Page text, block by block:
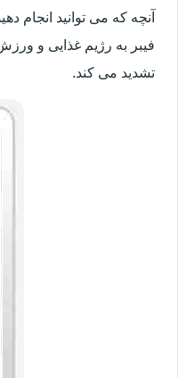
آنچه که می توانید انجام
فیبر به رژیم غذایی و
تشدید می کند.